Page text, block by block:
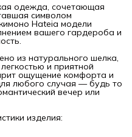
одежда, сочетающая
символом
Hateia модели
вашего гардероба и
из натурального шелка,
и приятной
ощущение комфорта и
любого случая — будь то
вечер или
изделия: